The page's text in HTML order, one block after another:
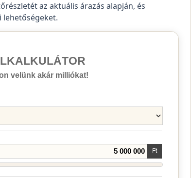
az aktuális árazás alapján, és
lehetőségeket.